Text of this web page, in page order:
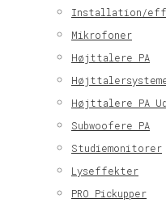
Installation/
Mikrofoner
Højttalere PA
Højttalere PA
Subwoofere PA
Studiemonitorer
Lyseffekter
PRO Pickupper